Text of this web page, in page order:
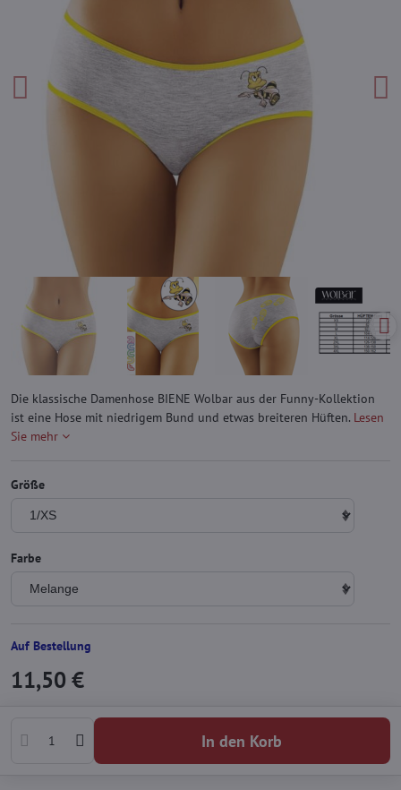
Die klassische Damenhose BIENE Wolbar aus der Funny-Kollektion
ist eine Hose mit niedrigem Bund und etwas breiteren Hüften. Lesen
Sie mehr
Größe
Farbe
Auf Bestellung
11,50 €
In den Korb